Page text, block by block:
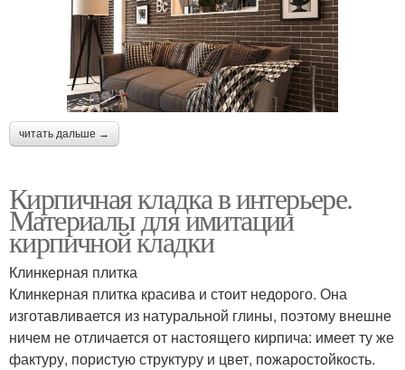
читать дальше →
Кирпичная кладка в интерьере.
Материалы для имитации
кирпичной кладки
Клинкерная плитка
Клинкерная плитка красива и стоит недорого. Она
изготавливается из натуральной глины, поэтому внешне
ничем не отличается от настоящего кирпича: имеет ту же
фактуру, пористую структуру и цвет, пожаростойкость.